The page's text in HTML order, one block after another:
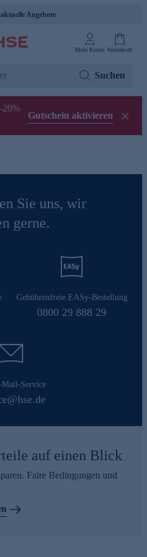
Angebote
Mein Konto Warenkorb
Suchen
20%
Gutschein aktivieren
Sie uns, wir
gerne.
Gebührenfreie EASy-Bestellung
0800 29 888 29
Service
auf einen Blick
Faire Bedingungen und